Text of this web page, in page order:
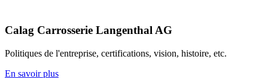
Calag Carrosserie Langenthal AG
Politiques de l'entreprise, certifications, vision, histoire, etc.
En savoir plus